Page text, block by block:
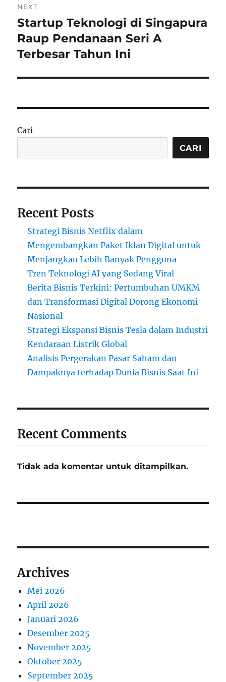
NEXT
Next
post:
Startup Teknologi di Singapura
Raup Pendanaan Seri A
Terbesar Tahun Ini
Cari
CARI
Recent Posts
Strategi Bisnis Netflix dalam
Mengembangkan Paket Iklan Digital untuk
Menjangkau Lebih Banyak Pengguna
Tren Teknologi AI yang Sedang Viral
Berita Bisnis Terkini: Pertumbuhan UMKM
dan Transformasi Digital Dorong Ekonomi
Nasional
Strategi Ekspansi Bisnis Tesla dalam Industri
Kendaraan Listrik Global
Analisis Pergerakan Pasar Saham dan
Dampaknya terhadap Dunia Bisnis Saat Ini
Recent Comments
Tidak ada komentar untuk ditampilkan.
Archives
Mei 2026
April 2026
Januari 2026
Desember 2025
November 2025
Oktober 2025
September 2025